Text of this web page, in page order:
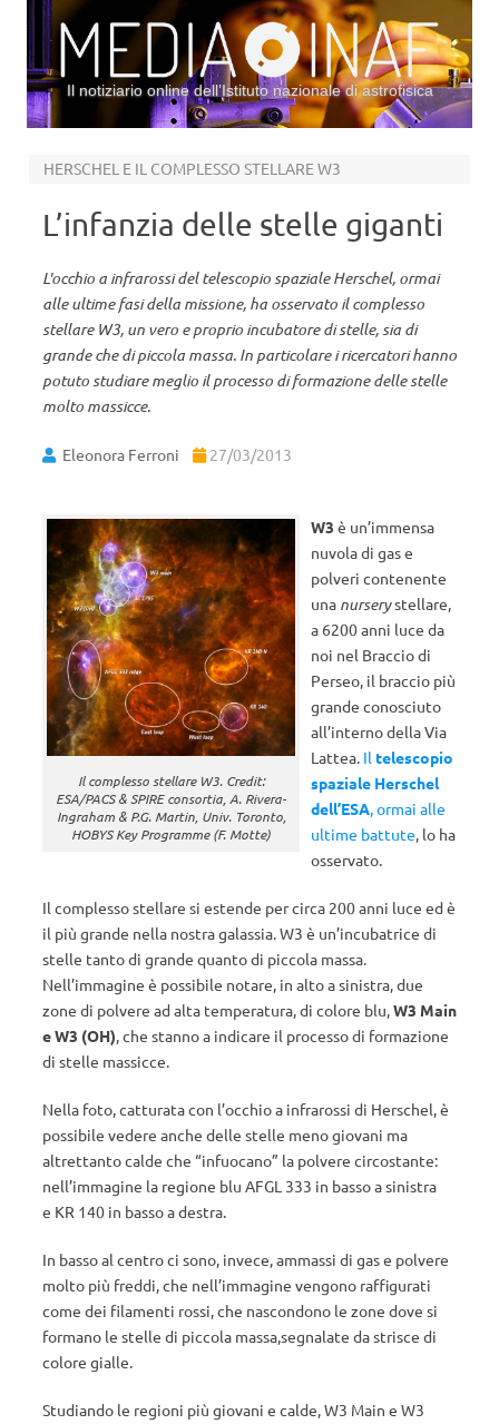
Il notiziario online dell’Istituto nazionale di astrofisica
HERSCHEL E IL COMPLESSO STELLARE W3
L’infanzia delle stelle giganti
L'occhio a infrarossi del telescopio spaziale Herschel, ormai
alle ultime fasi della missione, ha osservato il complesso
stellare W3, un vero e proprio incubatore di stelle, sia di
grande che di piccola massa. In particolare i ricercatori hanno
potuto studiare meglio il processo di formazione delle stelle
molto massicce.
Eleonora Ferroni 27/03/2013
Il complesso stellare W3. Credit:
ESA/PACS & SPIRE consortia, A. Rivera-
Ingraham & P.G. Martin, Univ. Toronto,
HOBYS Key Programme (F. Motte)
W3 è un’immensa
nuvola di gas e
polveri contenente
una nurserystellare,
a 6200 anni luce da
noi nel Braccio di
Perseo, il braccio più
grande conosciuto
all’interno della Via
Lattea. Il telescopio
spaziale Herschel
dell’ESA, ormai alle
ultime battute, lo ha
osservato.
Il complesso stellare si estende per circa 200 anni luce ed è
il più grande nella nostra galassia. W3 è un’incubatrice di
stelle tanto di grande quanto di piccola massa.
Nell’immagine è possibile notare, in alto a sinistra, due
zone di polvere ad alta temperatura, di colore blu,W3 Main
e W3 (OH), che stanno a indicare il processo di formazione
di stelle massicce.
Nella foto, catturata con l’occhio a infrarossi di Herschel, è
possibile vedere anche delle stelle meno giovani ma
altrettanto calde che “infuocano” la polvere circostante:
nell’immagine la regione blu AFGL 333 in basso a sinistra
e KR 140 in basso a destra.
In basso al centro ci sono, invece, ammassi di gas e polvere
molto più freddi, che nell’immagine vengono raffigurati
come dei filamenti rossi, che nascondono le zone dove si
formano le stelle di piccola massa,segnalate da strisce di
colore gialle.
Studiando le regioni più giovani e calde, W3 Main e W3